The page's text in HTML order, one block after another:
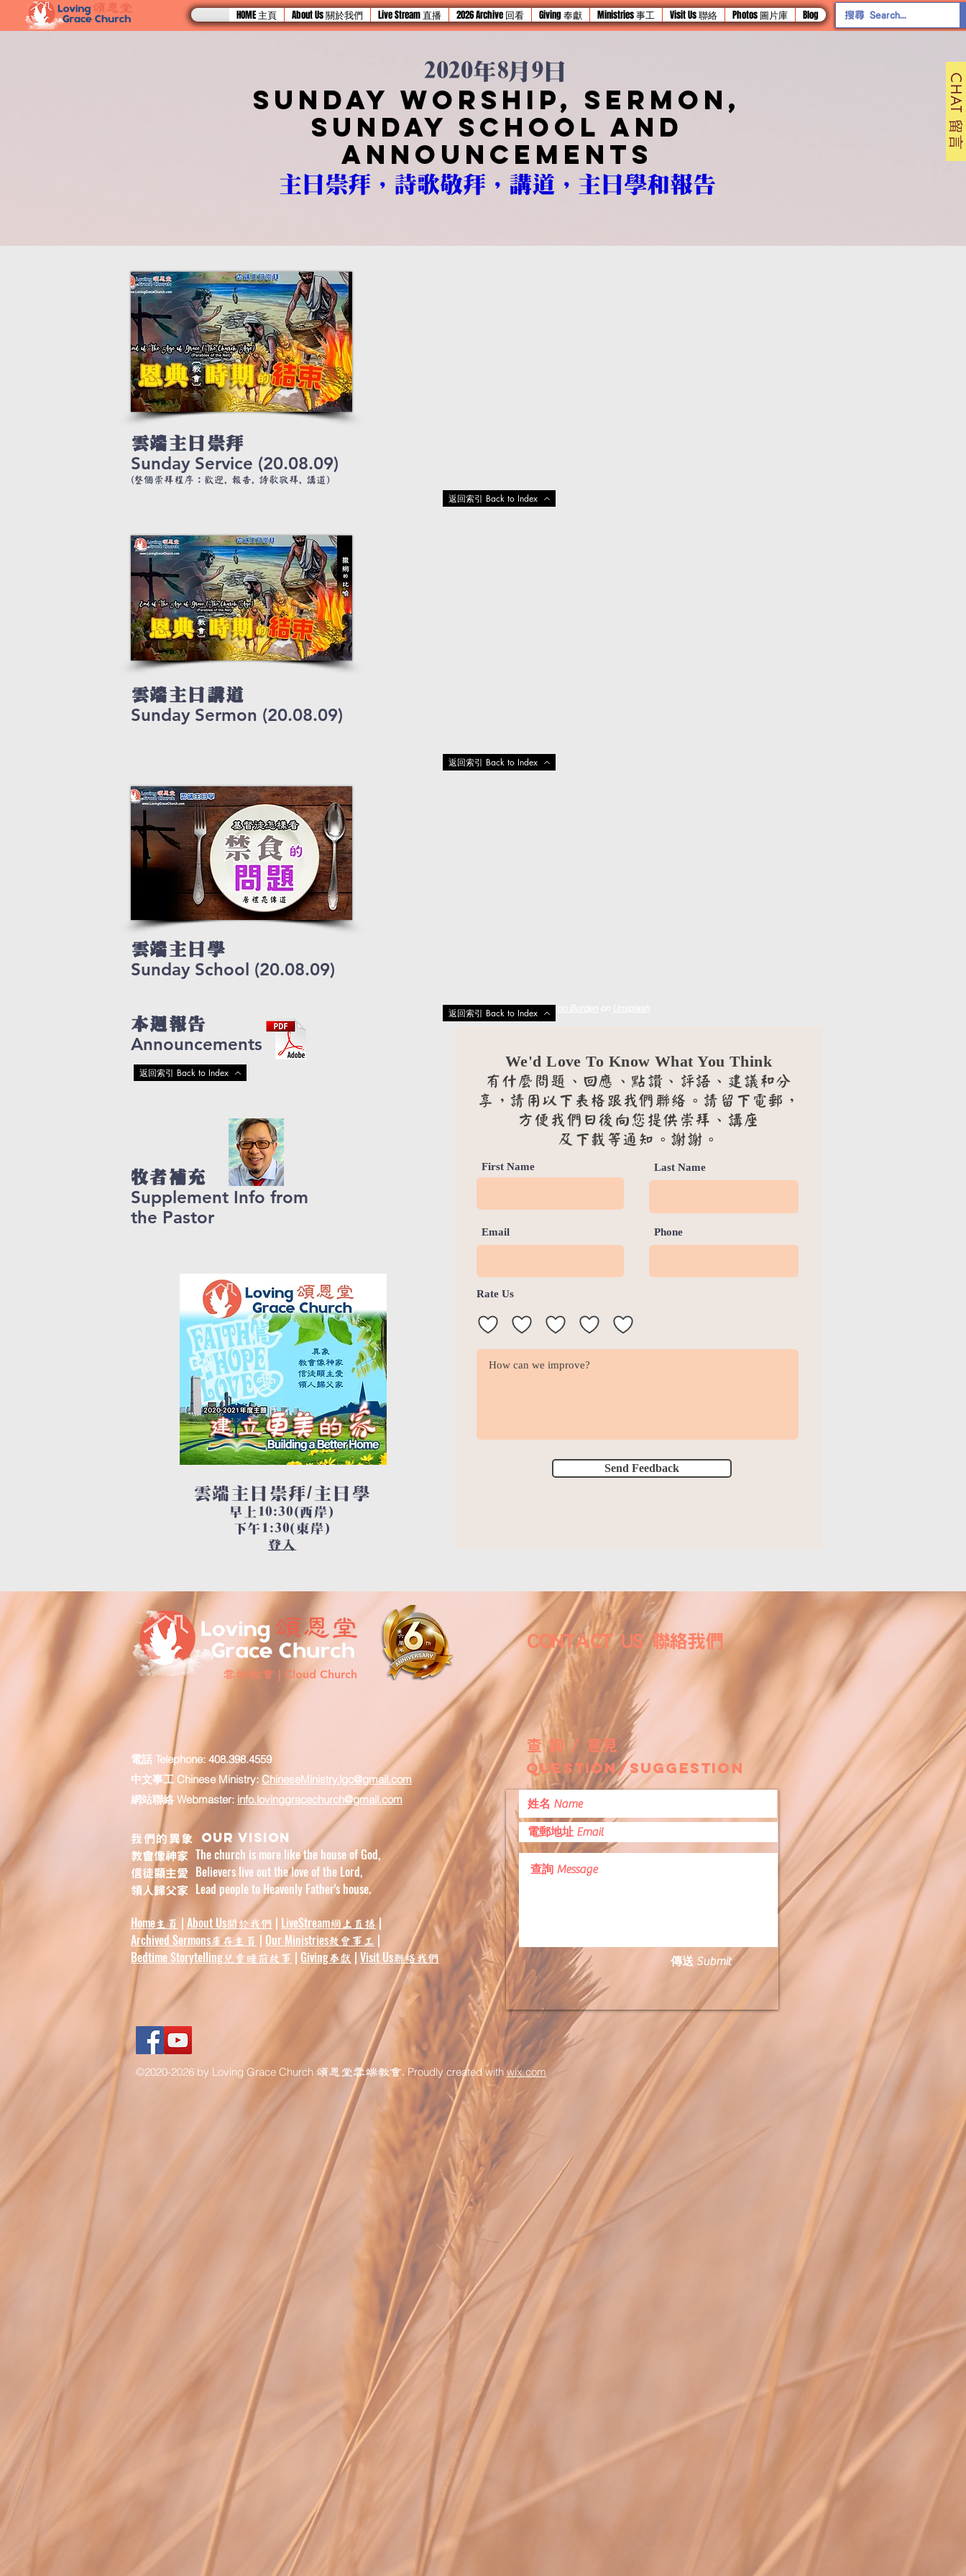
HOME 主頁 About Us 關於我們 Live Stream 直播 2026 Archive 回看 Giving 奉獻 Ministries 事工 Visit Us 聯絡 Photos 圖片庫 Blog
CHAT 留言
Sunday worship, sermon,
sunday school and
announcements
主日崇拜，詩歌敬拜，講道，主日學和報告
2020年8月9日
雲端主日崇拜
Sunday Service (20.08.09)
(整個崇拜程序：歡迎, 報告, 詩歌敬拜, 講道)
返回索引 Back to Index
雲端主日講道
Sunday Sermon (20.08.09)
返回索引 Back to Index
雲端主日學
Sunday School (20.08.09)
本週報告
Announcements
返回索引 Back to Index
牧者補充
Supplement Info from
the Pastor
雲端主日崇拜/主日學
早上10:30(西岸)
下午1:30(東岸)
登入
Photo byAaron Burden
返回索引 Back to Index
We'd Love To Know What You Think
有什麼問題、回應、點讚、評語、建議和分
享，請用以下表格跟我們聯絡。請留下電郵，
方便我們日後向您提供崇拜、講座
及下載等通知。謝謝。
First Name
Email
Last Name
Phone
Rate Us
Send Feedback
雲端教會 | Cloud Church
CONTACT US 聯絡我們
電話 Telephone: 408.398.4559
中文事工 Chinese Ministry: ChineseMinistry.lgc@gmail.com
網站聯絡 Webmaster: info.lovinggracechurch@gmail.com
我們的異象 Our vision
教會像神家 The church is more like the house of God,
信徒顯主愛 Believers live out the love of the Lord,
領人歸父家
Lead people to Heavenly Father's house.
Home主頁 | About Us關於我們 | LiveStream網上直播 |
Archived Sermons庫存主頁 | Our Ministries教會事工 |
Bedtime Storytelling兒童睡前故事 | Giving奉獻 | Visit Us聯絡我們
查 詢 / 意見
question/suggestion
傳送 Submit
©2020-2026 by Loving Grace Church 頌恩堂雲端教會. Proudly created withwix.com